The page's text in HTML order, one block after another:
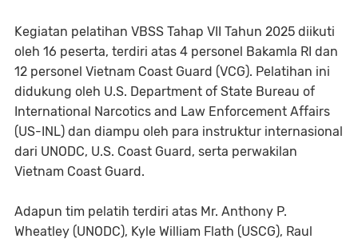
Kegiatan pelatihan VBSS Tahap VII Tahun 2025 diikuti
oleh 16 peserta, terdiri atas 4 personel Bakamla RI dan
12 personel Vietnam Coast Guard (VCG). Pelatihan ini
didukung oleh U.S. Department of State Bureau of
International Narcotics and Law Enforcement Affairs
(US-INL) dan diampu oleh para instruktur internasional
dari UNODC, U.S. Coast Guard, serta perwakilan
Vietnam Coast Guard.
Adapun tim pelatih terdiri atas Mr. Anthony P.
Wheatley (UNODC), Kyle William Flath (USCG), Raul